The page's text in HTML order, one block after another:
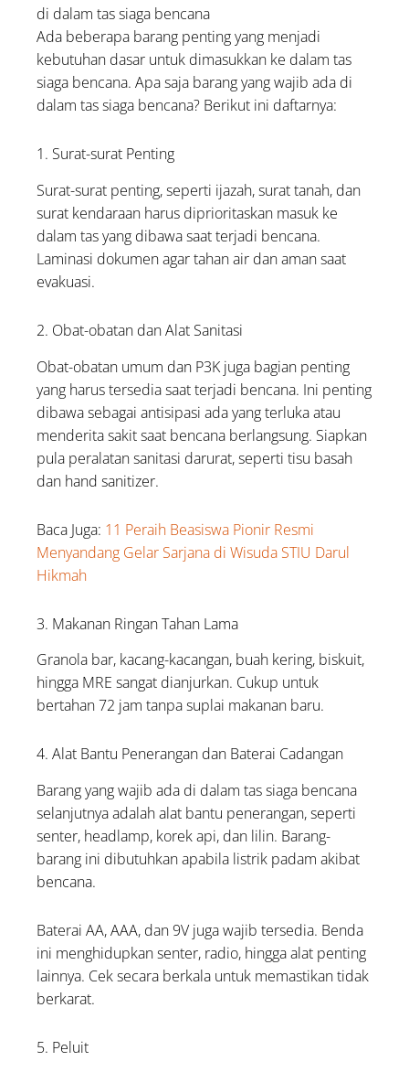
di dalam tas siaga bencana
Ada beberapa barang penting yang menjadi
kebutuhan dasar untuk dimasukkan ke dalam tas
siaga bencana. Apa saja barang yang wajib ada di
dalam tas siaga bencana? Berikut ini daftarnya:
1. Surat-surat Penting
Surat-surat penting, seperti ijazah, surat tanah, dan
surat kendaraan harus diprioritaskan masuk ke
dalam tas yang dibawa saat terjadi bencana.
Laminasi dokumen agar tahan air dan aman saat
evakuasi.
2. Obat-obatan dan Alat Sanitasi
Obat-obatan umum dan P3K juga bagian penting
yang harus tersedia saat terjadi bencana. Ini penting
dibawa sebagai antisipasi ada yang terluka atau
menderita sakit saat bencana berlangsung. Siapkan
pula peralatan sanitasi darurat, seperti tisu basah
dan hand sanitizer.
Baca Juga: 11 Peraih Beasiswa Pionir Resmi
Menyandang Gelar Sarjana di Wisuda STIU Darul
Hikmah
3. Makanan Ringan Tahan Lama
Granola bar, kacang-kacangan, buah kering, biskuit,
hingga MRE sangat dianjurkan. Cukup untuk
bertahan 72 jam tanpa suplai makanan baru.
4. Alat Bantu Penerangan dan Baterai Cadangan
Barang yang wajib ada di dalam tas siaga bencana
selanjutnya adalah alat bantu penerangan, seperti
senter, headlamp, korek api, dan lilin. Barang-
barang ini dibutuhkan apabila listrik padam akibat
bencana.
Baterai AA, AAA, dan 9V juga wajib tersedia. Benda
ini menghidupkan senter, radio, hingga alat penting
lainnya. Cek secara berkala untuk memastikan tidak
berkarat.
5. Peluit